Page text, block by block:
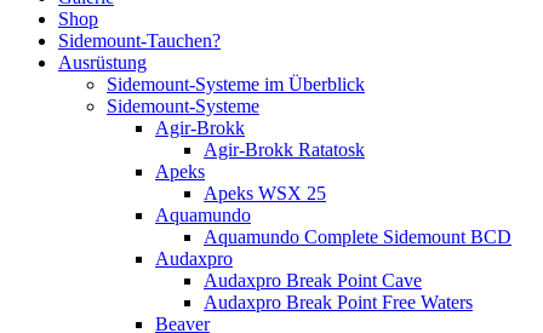
Shop
Sidemount-Tauchen?
Ausrüstung
Sidemount-Systeme im Überblick
Sidemount-Systeme
Agir-Brokk
Agir-Brokk Ratatosk
Apeks
Apeks WSX 25
Aquamundo
Aquamundo Complete Sidemount BCD
Audaxpro
Audaxpro Break Point Cave
Audaxpro Break Point Free Waters
Beaver